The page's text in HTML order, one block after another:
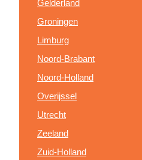
Gelderland
Groningen
Limburg
Noord-Brabant
Noord-Holland
Overijssel
Utrecht
Zeeland
Zuid-Holland